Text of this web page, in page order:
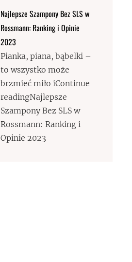
Najlepsze Szampony Bez SLS w
Rossmann: Ranking i Opinie
2023
Pianka, piana, bąbelki –
to wszystko może
brzmieć miło iContinue
readingNajlepsze
Szampony Bez SLS w
Rossmann: Ranking i
Opinie 2023